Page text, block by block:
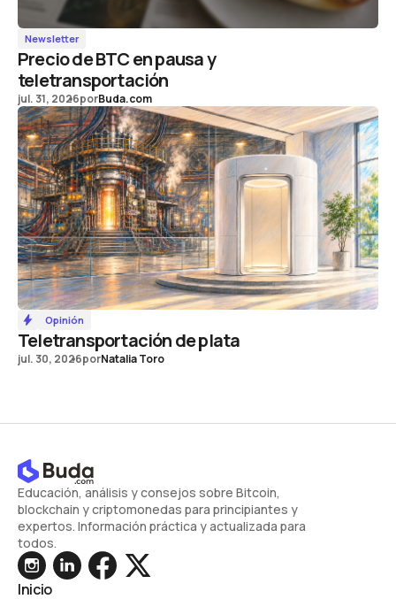
Newsletter
Precio de BTC en pausa y
teletransportación
jul. 31, 2026porBuda.com
Opinión
Teletransportación de plata
jul. 30, 2026porNatalia Toro
Educación, análisis y consejos sobre Bitcoin,
blockchain y criptomonedas para principiantes y
expertos. Información práctica y actualizada para
todos.
Inicio